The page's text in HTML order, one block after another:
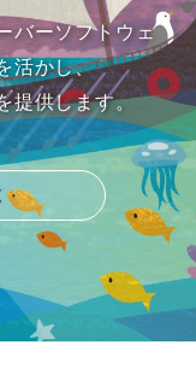
バーソフトウェ
活かし、
提供します。